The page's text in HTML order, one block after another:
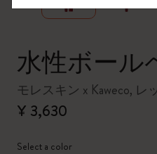
水性ボール
モレスキン x Kaweco, レ
¥ 3,630
Select a color